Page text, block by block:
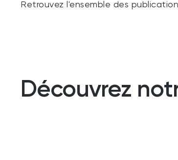
Retrouvez l'ensemble des
Découvrez